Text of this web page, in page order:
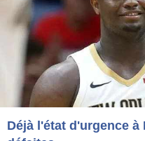
Déjà l'état d'urgence à